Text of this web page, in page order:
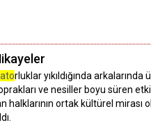
atorluklar yıkıldığında arkalarında
ve nesiller boyu süren
halklarının ortak kültürel mirası